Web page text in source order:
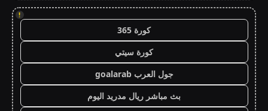
!
كورة 365
كورة سيتي
جول العرب goalarab
بث مباشر ريال مدريد اليوم